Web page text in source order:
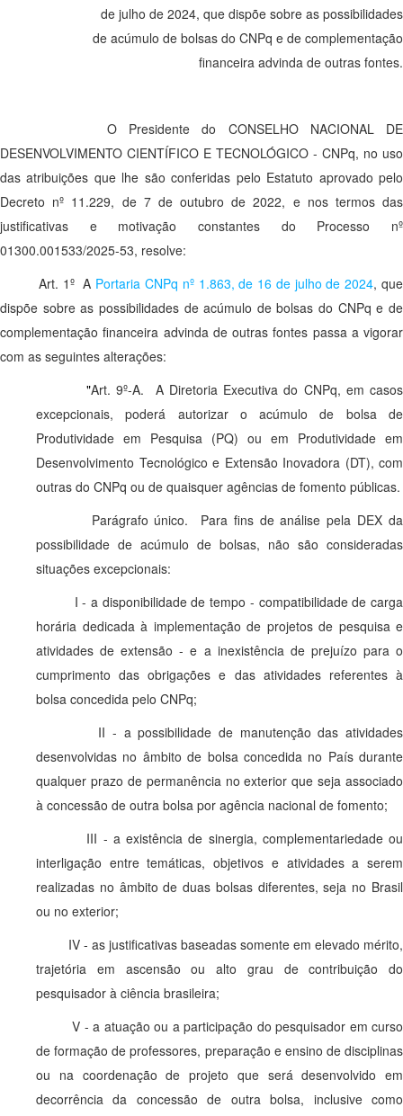
de julho de 2024, que dispõe sobre as possibilidades
de acúmulo de bolsas do CNPq e de complementação
financeira advinda de outras fontes.
O Presidente do CONSELHO NACIONAL DE
DESENVOLVIMENTO CIENTÍFICO E TECNOLÓGICO - CNPq, no uso
das atribuições que lhe são conferidas pelo Estatuto aprovado pelo
Decreto nº 11.229, de 7 de outubro de 2022, e nos termos das
justificativas e motivação constantes do Processo nº
01300.001533/2025-53, resolve:
Art. 1º A Portaria CNPq nº 1.863, de 16 de julho de 2024, que
dispõe sobre as possibilidades de acúmulo de bolsas do CNPq e de
complementação financeira advinda de outras fontes passa a vigorar
com as seguintes alterações:
"Art. 9º-A. A Diretoria Executiva do CNPq, em casos
excepcionais, poderá autorizar o acúmulo de bolsa de
Produtividade em Pesquisa (PQ) ou em Produtividade em
Desenvolvimento Tecnológico e Extensão Inovadora (DT), com
outras do CNPq ou de quaisquer agências de fomento públicas.
Parágrafo único. Para fins de análise pela DEX da
possibilidade de acúmulo de bolsas, não são consideradas
situações excepcionais:
I - a disponibilidade de tempo - compatibilidade de carga
horária dedicada à implementação de projetos de pesquisa e
atividades de extensão - e a inexistência de prejuízo para o
cumprimento das obrigações e das atividades referentes à
bolsa concedida pelo CNPq;
II - a possibilidade de manutenção das atividades
desenvolvidas no âmbito de bolsa concedida no País durante
qualquer prazo de permanência no exterior que seja associado
à concessão de outra bolsa por agência nacional de fomento;
III - a existência de sinergia, complementariedade ou
interligação entre temáticas, objetivos e atividades a serem
realizadas no âmbito de duas bolsas diferentes, seja no Brasil
ou no exterior;
IV - as justificativas baseadas somente em elevado mérito,
trajetória em ascensão ou alto grau de contribuição do
pesquisador à ciência brasileira;
V - a atuação ou a participação do pesquisador em curso
de formação de professores, preparação e ensino de disciplinas
ou na coordenação de projeto que será desenvolvido em
decorrência da concessão de outra bolsa, inclusive como